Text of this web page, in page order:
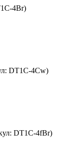
4Br)
DT1C-4Cw)
DT1C-4fBr)